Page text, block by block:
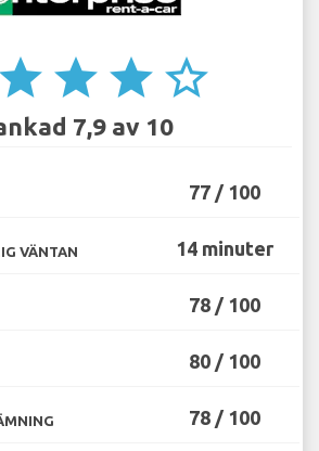
star star star star_border
7,9 av 10
77 / 100
VÄNTAN 14 minuter
78 / 100
80 / 100
78 / 100